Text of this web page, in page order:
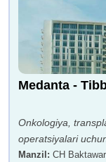
Medanta -
Onkologiya,
operatsiyalari
Manzil : CH